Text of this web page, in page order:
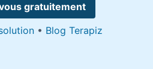
gratuitement
• Blog Terapiz